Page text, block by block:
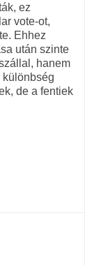
ez
vote-ot,
Ehhez
után szinte
hanem
különbség
de a fentiek